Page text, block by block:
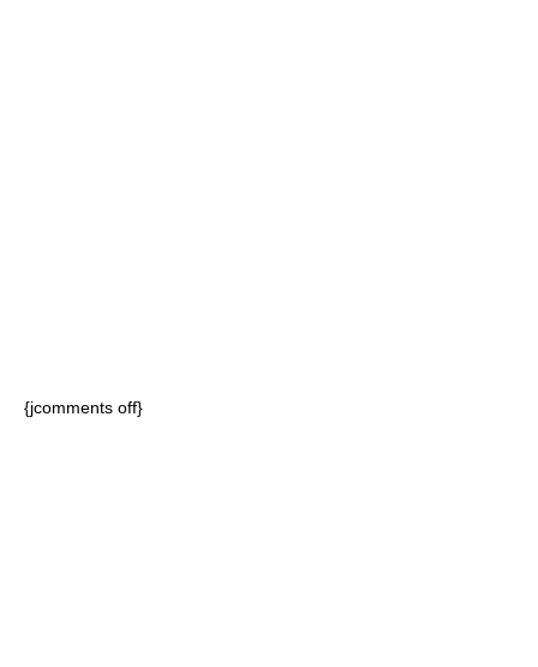
{jcomments off}